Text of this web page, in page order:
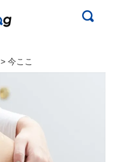
> 今ここ